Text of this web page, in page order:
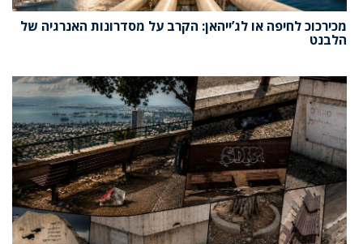
מכירכוכ לחיפה או לג’ייהאן: הקרב על מסדרונות האנרגיה של
הלבנט